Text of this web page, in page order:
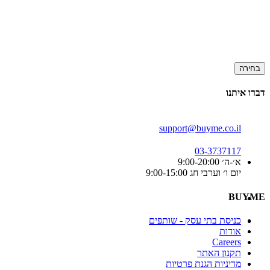
בחירה
דברו איתנו
support@buyme.co.il
03-3737117
א׳-ה׳ 9:00-20:00
יום ו׳ וערבי חג 9:00-15:00
BUYME
כניסת בתי עסק - שותפים
אודות
Careers
תקנון האתר
מדיניות הגנת פרטיות